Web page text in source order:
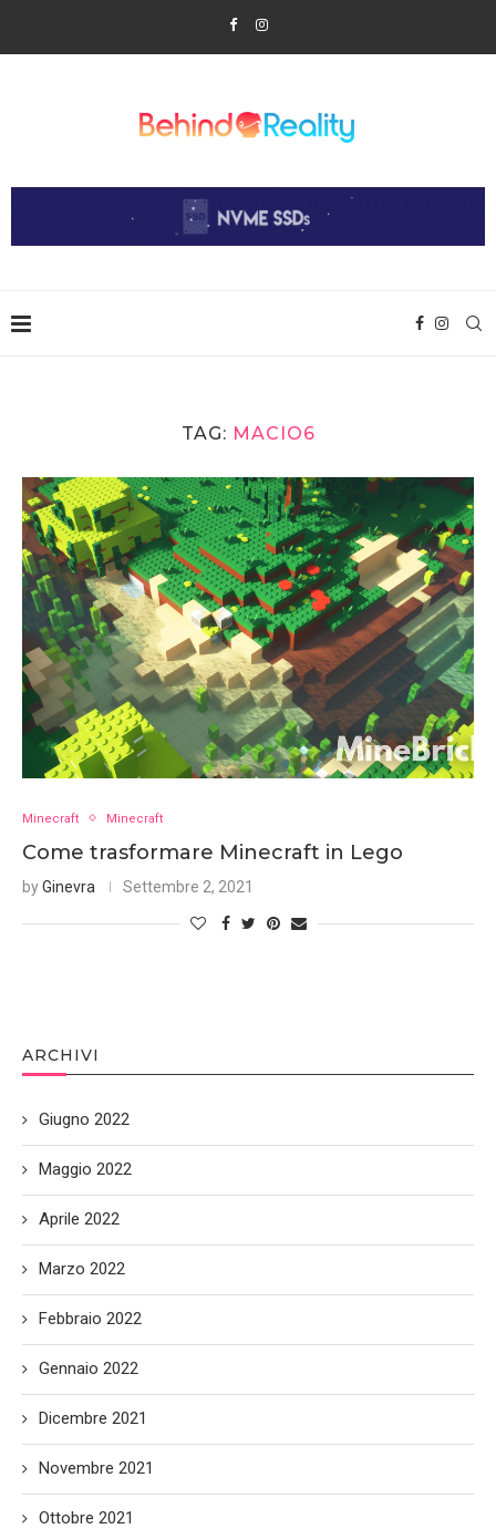
TAG: MACIO6
Minecraft Minecraft
Come trasformare Minecraft in Lego
byGinevra Settembre 2, 2021
ARCHIVI
Giugno 2022
Maggio 2022
Aprile 2022
Marzo 2022
Febbraio 2022
Gennaio 2022
Dicembre 2021
Novembre 2021
Ottobre 2021